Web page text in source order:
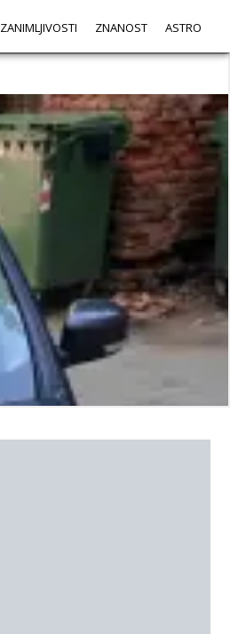
ZANIMLJIVOSTI ZNANOST ASTRO